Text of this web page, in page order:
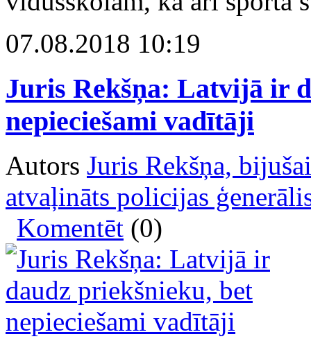
07.08.2018 10:19
Juris Rekšņa: Latvijā ir
nepieciešami vadītāji
Autors Juris Rekšņa,
atvaļināts policijas
Komentēt (0)